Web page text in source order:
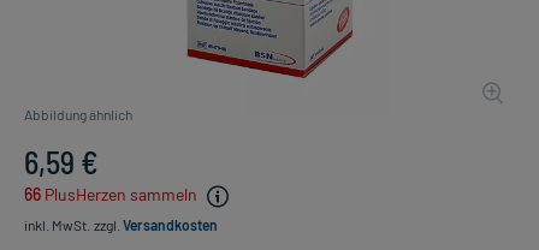
Abbildung ähnlich
6,59 €
66 PlusHerzen sammeln
inkl. MwSt. zzgl. Versandkosten